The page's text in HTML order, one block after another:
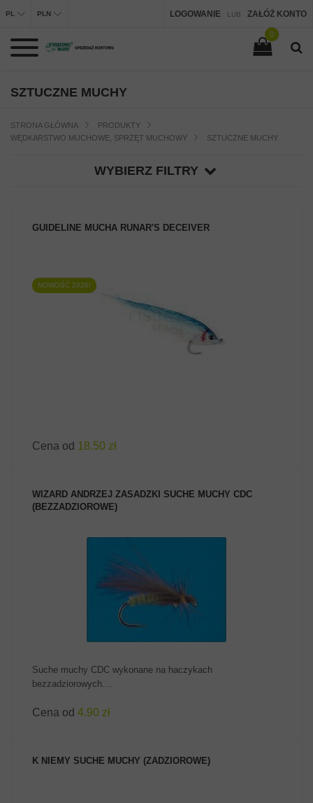
LOGOWANIE LUB ZAŁÓŻ KONTO
PL PLN
0
SZTUCZNE MUCHY
STRONA GŁÓWNA
PRODUKTY
WĘDKARSTWO MUCHOWE, SPRZĘT MUCHOWY
SZTUCZNE MUCHY
WYBIERZ FILTRY
GUIDELINE MUCHA RUNAR'S DECEIVER
NOWOŚĆ 2026!
ZOBACZ PRODUKT
Cena od 18.50 zł
WIZARD ANDRZEJ ZASADZKI SUCHE MUCHY CDC
(BEZZADZIOROWE)
ZOBACZ PRODUKT
Suche muchy CDC wykonane na haczykach
bezzadziorowych....
Cena od 4.90 zł
K NIEMY SUCHE MUCHY (ZADZIOROWE)